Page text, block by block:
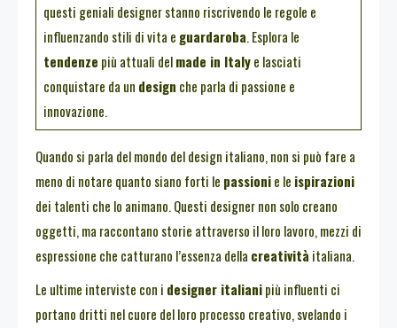
questi geniali designer stanno riscrivendo le regole e
influenzando stili di vita e guardaroba. Esplora le
tendenze più attuali delmade in Italye lasciati
conquistare da un design che parla di passione e
innovazione.
Quando si parla del mondo del design italiano, non si può fare a
meno di notare quanto siano forti le passionie le ispirazioni
dei talenti che lo animano. Questi designer non solo creano
oggetti, ma raccontano storie attraverso il loro lavoro, mezzi di
espressione che catturano l’essenza della creatività italiana.
Le ultime interviste con i designer italianipiù influenti ci
portano dritti nel cuore del loro processo creativo, svelando i